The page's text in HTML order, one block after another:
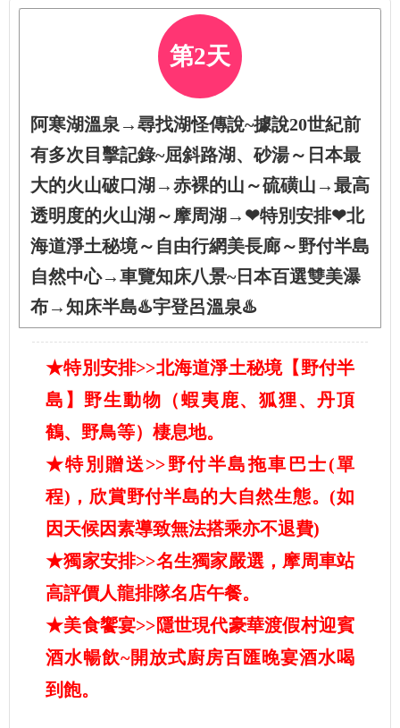
第2天
阿寒湖溫泉→尋找湖怪傳說~據說20世紀前
有多次目擊記錄~屈斜路湖、砂湯～日本最
大的火山破口湖→赤裸的山～硫磺山→最高
透明度的火山湖～摩周湖→❤特別安排❤北
海道淨土秘境～自由行網美長廊～野付半島
自然中心→車覽知床八景~日本百選雙美瀑
布→知床半島♨️宇登呂溫泉♨️
★特別安排>>北海道淨土秘境【野付半
島】野生動物（蝦夷鹿、狐狸、丹頂
鶴、野鳥等）棲息地。
★特別贈送>>野付半島拖車巴士(單
程)，欣賞野付半島的大自然生態。(如
因天候因素導致無法搭乘亦不退費)
★獨家安排>>名生獨家嚴選，摩周車站
高評價人龍排隊名店午餐。
★美食饗宴>>隱世現代豪華渡假村迎賓
酒水暢飲~開放式廚房百匯晚宴酒水喝
到飽。